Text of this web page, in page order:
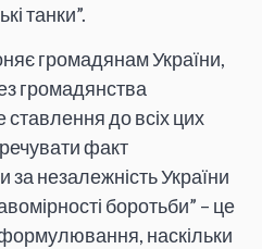
танки”.
громадянам України,
громадянства
до всіх цих
факт
за незалежність України
боротьби” – це
наскільки